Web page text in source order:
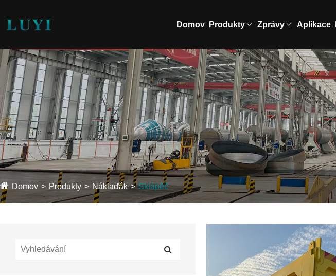
Domov Produkty Zprávy Aplikace
Domov Produkty Náklaďák Sklápěč